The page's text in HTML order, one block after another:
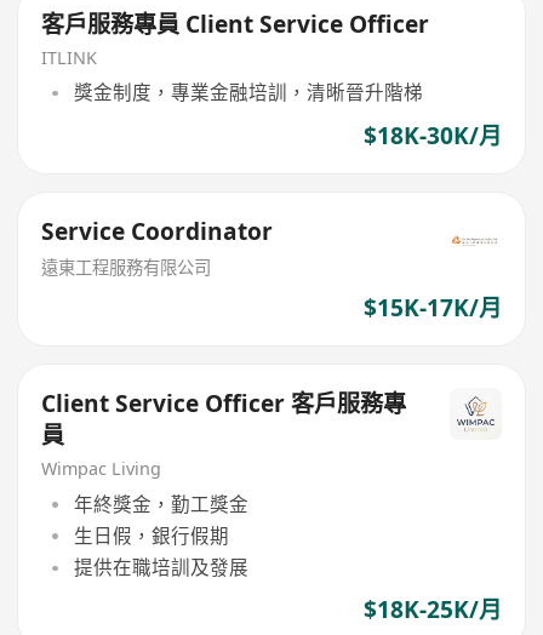
客戶服務專員 Client Service Officer
ITLINK
獎金制度，專業金融培訓，清晰晉升階梯
$18K-30K/月
Service Coordinator
遠東工程服務有限公司
$15K-17K/月
Client Service Officer 客戶服務專
員
Wimpac Living
年終獎金，勤工獎金
生日假，銀行假期
提供在職培訓及發展
$18K-25K/月